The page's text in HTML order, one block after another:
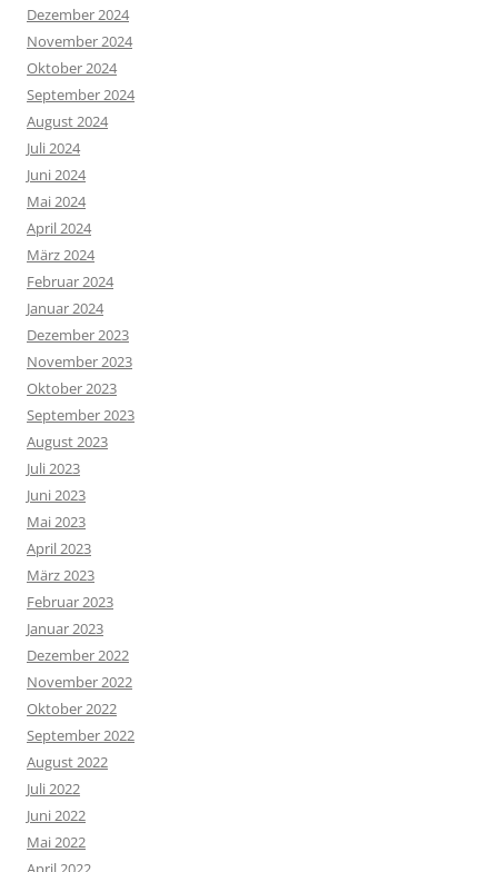
Dezember 2024
November 2024
Oktober 2024
September 2024
August 2024
Juli 2024
Juni 2024
Mai 2024
April 2024
März 2024
Februar 2024
Januar 2024
Dezember 2023
November 2023
Oktober 2023
September 2023
August 2023
Juli 2023
Juni 2023
Mai 2023
April 2023
März 2023
Februar 2023
Januar 2023
Dezember 2022
November 2022
Oktober 2022
September 2022
August 2022
Juli 2022
Juni 2022
Mai 2022